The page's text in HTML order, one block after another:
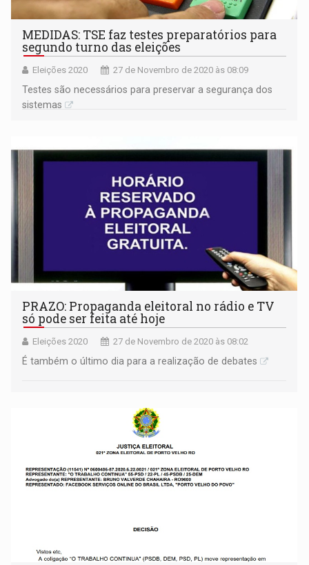
MEDIDAS: TSE faz testes preparatórios para
segundo turno das eleições
Eleições 2020 27 de Novembro de 2020 às 08:09
Testes são necessários para preservar a segurança dos
sistemas
PRAZO: Propaganda eleitoral no rádio e TV
só pode ser feita até hoje
Eleições 2020 27 de Novembro de 2020 às 08:02
É também o último dia para a realização de debates